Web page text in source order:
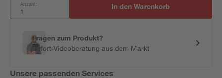
Anzahl: In den Warenkorb
Fragen zum Produkt?
Sofort-Videoberatung aus dem Markt
Unsere passenden Services